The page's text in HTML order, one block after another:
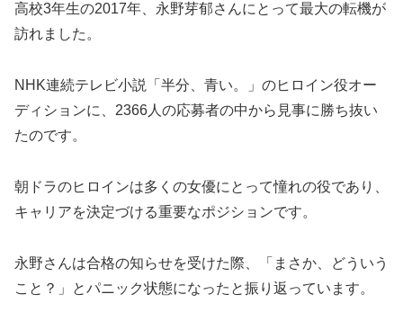
高校3年生の2017年、永野芽郁さんにとって最大の転機が
訪れました。
NHK連続テレビ小説「半分、青い。」のヒロイン役オー
ディションに、2366人の応募者の中から見事に勝ち抜い
たのです。
朝ドラのヒロインは多くの女優にとって憧れの役であり、
キャリアを決定づける重要なポジションです。
永野さんは合格の知らせを受けた際、「まさか、どういう
こと？」とパニック状態になったと振り返っています。